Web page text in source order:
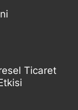
Ticaret